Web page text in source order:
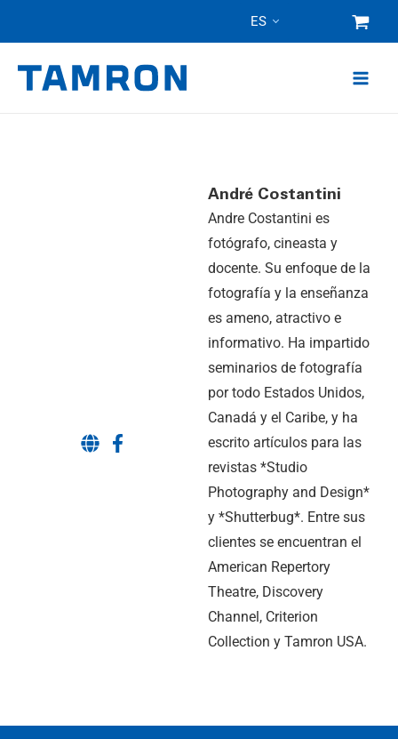
contenido
ES
André Costantini
Andre Costantini es
fotógrafo, cineasta y
docente. Su enfoque de la
fotografía y la enseñanza
es ameno, atractivo e
informativo. Ha impartido
seminarios de fotografía
por todo Estados Unidos,
Canadá y el Caribe, y ha
escrito artículos para las
revistas *Studio
Photography and Design*
y *Shutterbug*. Entre sus
clientes se encuentran el
American Repertory
Theatre, Discovery
Channel, Criterion
Collection y Tamron USA.